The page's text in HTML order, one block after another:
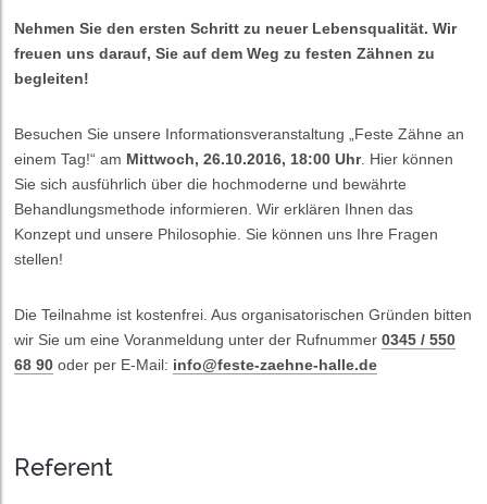
Nehmen Sie den ersten Schritt zu neuer Lebensqualität. Wir
freuen uns darauf, Sie auf dem Weg zu festen Zähnen zu
begleiten!
Besuchen Sie unsere Informationsveranstaltung „Feste Zähne an
einem Tag!“ am Mittwoch, 26.10.2016, 18:00 Uhr. Hier können
Sie sich ausführlich über die hochmoderne und bewährte
Behandlungsmethode informieren. Wir erklären Ihnen das
Konzept und unsere Philosophie. Sie können uns Ihre Fragen
stellen!
Die Teilnahme ist kostenfrei. Aus organisatorischen Gründen bitten
wir Sie um eine Voranmeldung unter der Rufnummer0345 / 550
68 90 oder per E-Mail: info@feste-zaehne-halle.de
Referent